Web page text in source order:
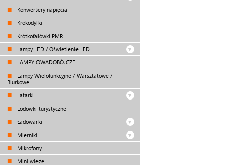
Konwertery napięcia
Krokodylki
Krótkofalówki PMR
Lampy LED / Oświetlenie LED
LAMPY OWADOBÓJCZE
Lampy Wielofunkcyjne / Warsztatowe /
Biurkowe
Latarki
Lodowki turystyczne
Ładowarki
Mierniki
Mikrofony
Mini wieże